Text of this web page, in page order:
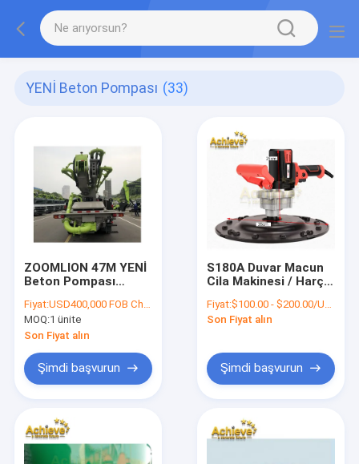
YENİ Beton Pompası (33)
ZOOMLION 47M YENİ
Beton Pompası
120 Saatte Kübik
Fiyat:USD400,000 FOB China
MOQ:1 ünite
Son Fiyat alın
Şimdi başvurun
S180A Duvar Macun
Cila Makinesi / Harç
Parlatma Makinesi
1.7kw 380mm
Fiyat:$100.00 - $200.00/Units
Son Fiyat alın
Şimdi başvurun